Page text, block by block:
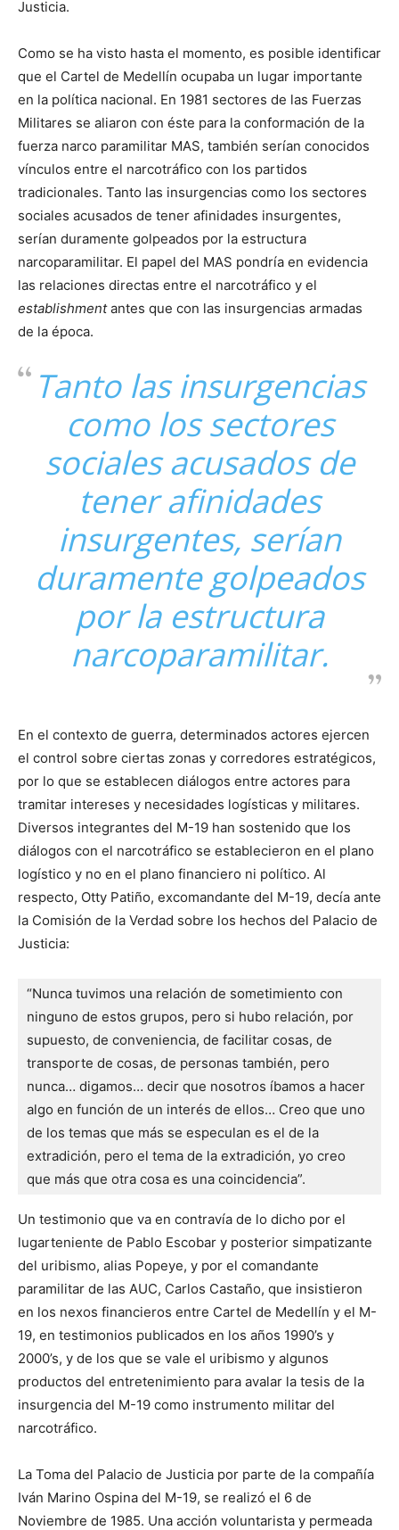
Justicia.
Como se ha visto hasta el momento, es posible identificar
que el Cartel de Medellín ocupaba un lugar importante
en la política nacional. En 1981 sectores de las Fuerzas
Militares se aliaron con éste para la conformación de la
fuerza narco paramilitar MAS, también serían conocidos
vínculos entre el narcotráfico con los partidos
tradicionales. Tanto las insurgencias como los sectores
sociales acusados de tener afinidades insurgentes,
serían duramente golpeados por la estructura
narcoparamilitar. El papel del MAS pondría en evidencia
las relaciones directas entre el narcotráfico y el
establishmentantes que con las insurgencias armadas
de la época.
Tanto las insurgencias
como los sectores
sociales acusados de
tener afinidades
insurgentes, serían
duramente golpeados
por la estructura
narcoparamilitar.
En el contexto de guerra, determinados actores ejercen
el control sobre ciertas zonas y corredores estratégicos,
por lo que se establecen diálogos entre actores para
tramitar intereses y necesidades logísticas y militares.
Diversos integrantes del M-19 han sostenido que los
diálogos con el narcotráfico se establecieron en el plano
logístico y no en el plano financiero ni político. Al
respecto, Otty Patiño, excomandante del M-19, decía ante
la Comisión de la Verdad sobre los hechos del Palacio de
Justicia:
“Nunca tuvimos una relación de sometimiento con
ninguno de estos grupos, pero si hubo relación, por
supuesto, de conveniencia, de facilitar cosas, de
transporte de cosas, de personas también, pero
nunca… digamos… decir que nosotros íbamos a hacer
algo en función de un interés de ellos… Creo que uno
de los temas que más se especulan es el de la
extradición, pero el tema de la extradición, yo creo
que más que otra cosa es una coincidencia”.
Un testimonio que va en contravía de lo dicho por el
lugarteniente de Pablo Escobar y posterior simpatizante
del uribismo, alias Popeye, y por el comandante
paramilitar de las AUC, Carlos Castaño, que insistieron
en los nexos financieros entre Cartel de Medellín y el M-
19, en testimonios publicados en los años 1990’s y
2000’s, y de los que se vale el uribismo y algunos
productos del entretenimiento para avalar la tesis de la
insurgencia del M-19 como instrumento militar del
narcotráfico.
La Toma del Palacio de Justicia por parte de la compañía
Iván Marino Ospina del M-19, se realizó el 6 de
Noviembre de 1985. Una acción voluntarista y permeada